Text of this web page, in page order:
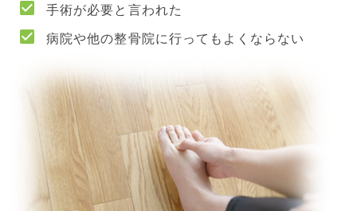
手術が必要と言われた
病院や他の整骨院に行ってもよくならない